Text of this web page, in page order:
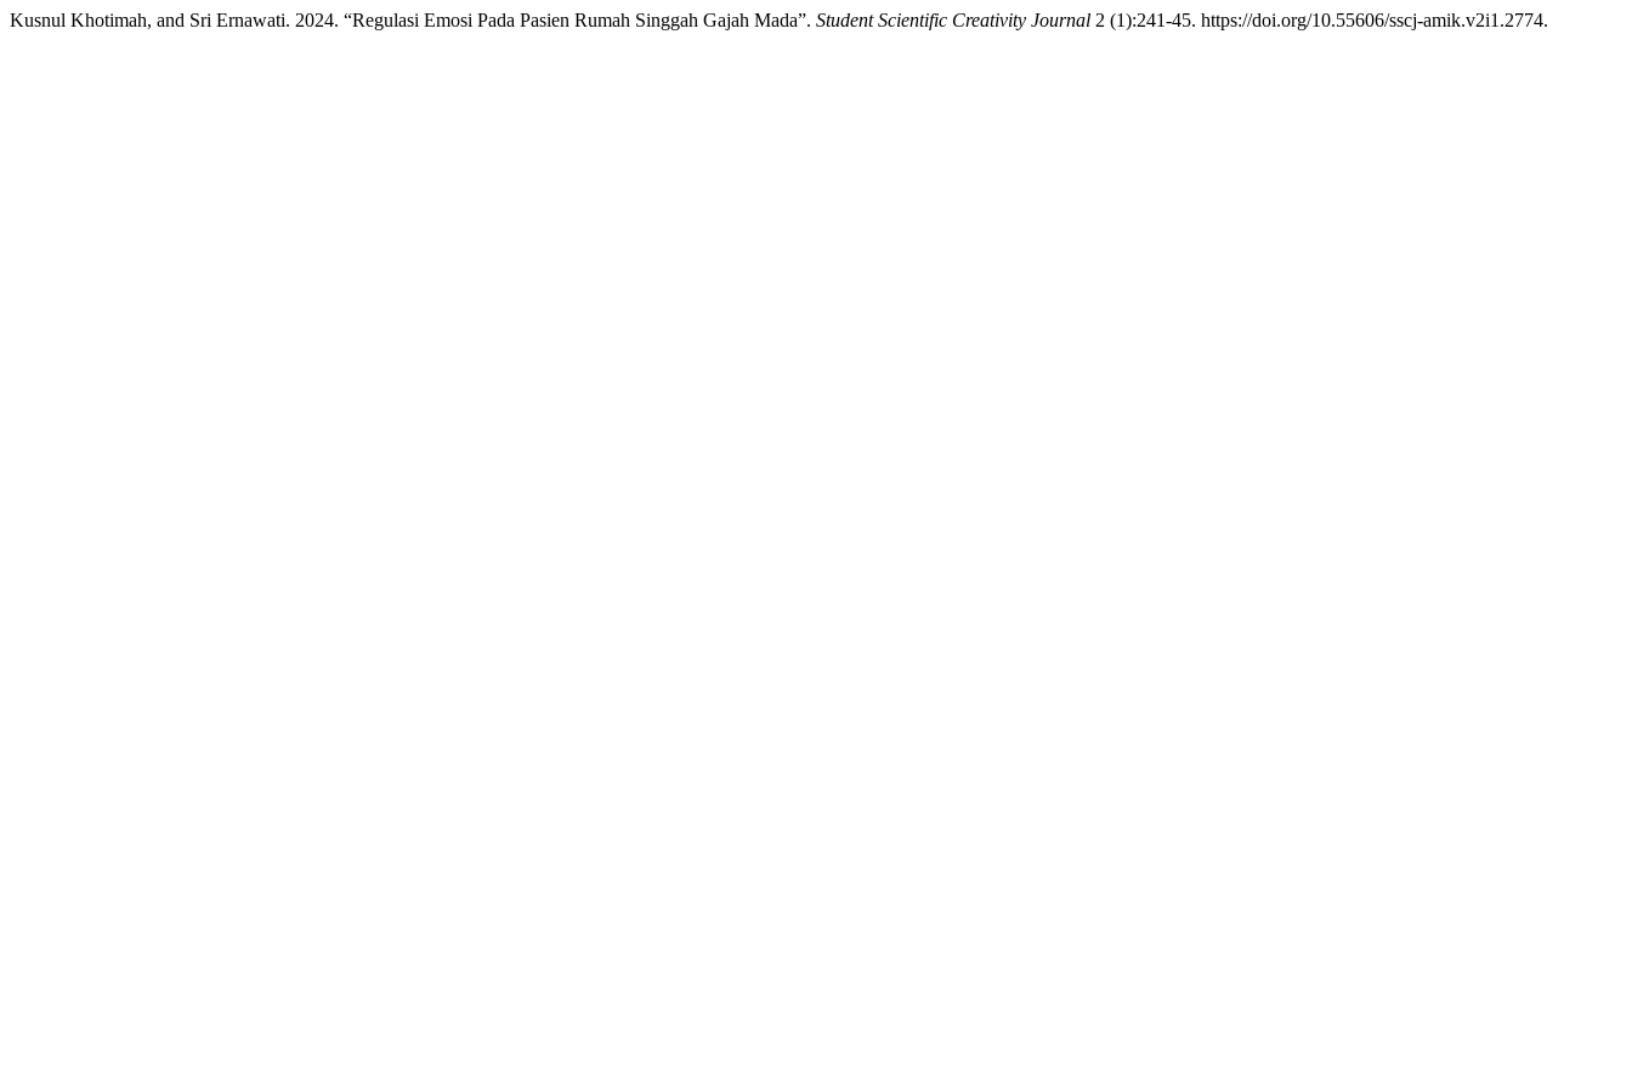
Kusnul Khotimah, and Sri Ernawati. 2024. “Regulasi Emosi Pada Pasien Rumah Singgah Gajah Mada”. Student Scientific Creativity Journal 2 (1):241-45. https://doi.org/10.55606/sscj-amik.v2i1.2774.